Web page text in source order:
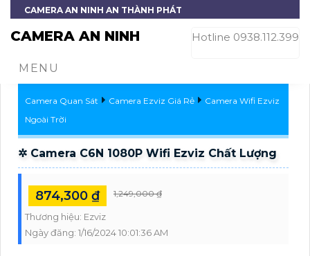
CAMERA AN NINH AN THÀNH PHÁT
CAMERA AN NINH Hotline 0938.112.399
MENU
Camera Quan Sát Camera Ezviz Giá Rẻ
Camera Wifi Ezviz
Ngoài Trời
✲ Camera C6N 1080P Wifi Ezviz Chất Lượng
874,300 ₫ 1,249,000 ₫
Thương hiệu: Ezviz
Ngày đăng: 1/16/2024 10:01:36 AM